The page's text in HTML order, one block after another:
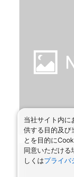
当社サイト内に
供する目的及び
とを目的に
同意いただける
しくはプライバ